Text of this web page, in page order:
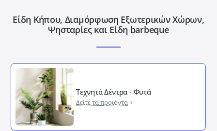
Είδη Κήπου, Διαμόρφωση Εξωτερικών Xώρων,
Ψησταρίες και Είδη barbeque
Τεχνητά Δέντρα - Φυτά
Δείτε τα προιόντα